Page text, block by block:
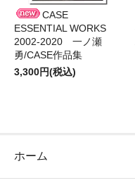
CASE
ESSENTIAL WORKS
2002-2020 一ノ瀬
勇/CASE作品集
3,300円(税込)
ホーム